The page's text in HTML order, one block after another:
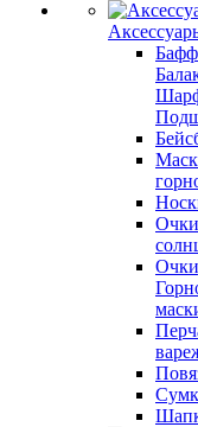
Очки